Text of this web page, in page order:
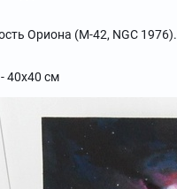
Ориона (M-42, NGC 1976).
40х40 см